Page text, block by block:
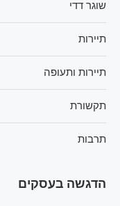
שוגר דדי
תיירות
תיירות ותעופה
תקשורת
תרבות
הדגשה בעסקים